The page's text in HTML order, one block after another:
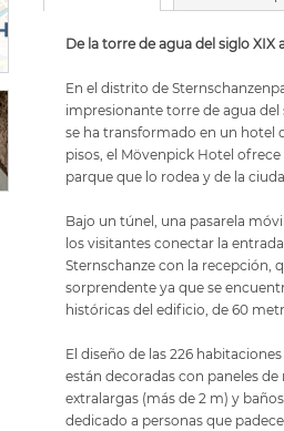
De la torre de agua del siglo XIX
En el distrito de
impresionante torre de agua del
se ha transformado en un hotel
pisos, el Mövenpick Hotel
parque que lo rodea y de la
Bajo un túnel, una pasarela
los visitantes conectar la
Sternschanze con la recepción,
sorprendente ya que se
históricas del edificio, de 60
El diseño de las 226
están decoradas con paneles
extralargas (más de 2 m) y
dedicado a personas que